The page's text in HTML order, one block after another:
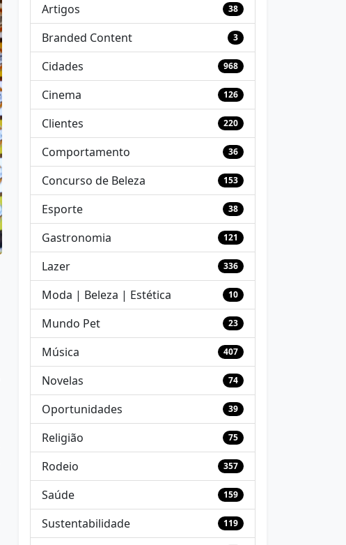
Artigos 38
Branded Content 3
Cidades 968
Cinema 126
Clientes 220
Comportamento 36
Concurso de Beleza 153
Esporte 38
Gastronomia 121
Lazer 336
Moda | Beleza | Estética 10
Mundo Pet 23
Música 407
Novelas 74
Oportunidades 39
Religião 75
Rodeio 357
Saúde 159
Sustentabilidade 119